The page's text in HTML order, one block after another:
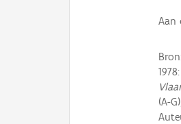
Aan
1978:
(A-